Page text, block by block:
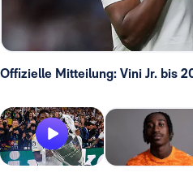
Offizielle Mitteilung: Vini Jr. bis